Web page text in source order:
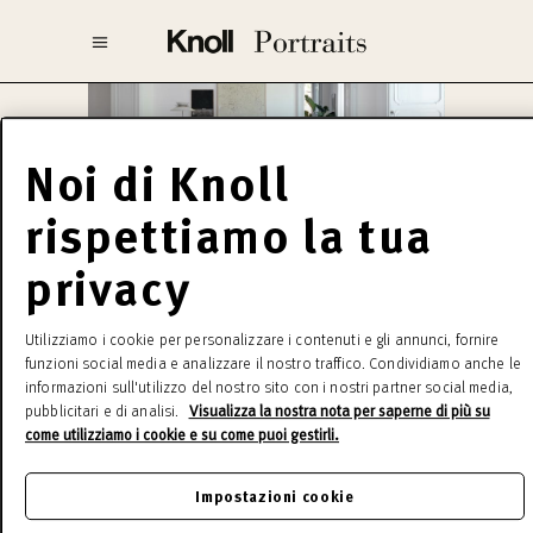
Florence Knoll
Conosciuta per non essere una donna che
scende a compromessi, Florence spesso ha
dato vita alle sue opere quando “c’era bisogno di
d’arredo, la sua ricerca di armonia nello spazio e
Noi di Knoll
rispettiamo la tua
privacy
Utilizziamo i cookie per personalizzare i contenuti e gli annunci, fornire
funzioni social media e analizzare il nostro traffico. Condividiamo anche le
informazioni sull'utilizzo del nostro sito con i nostri partner social media,
pubblicitari e di analisi. Visualizza la nostra nota per saperne di più su
come utilizziamo i cookie e su come puoi gestirli.
Impostazioni cookie